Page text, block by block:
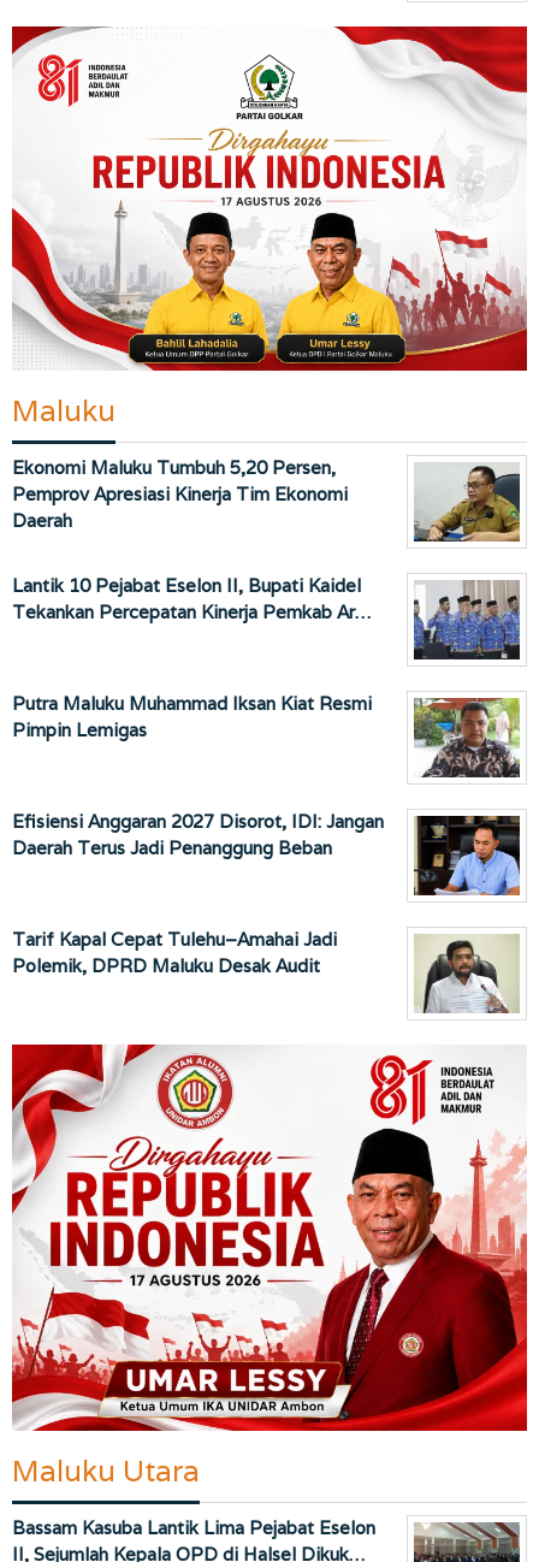
Maluku
Ekonomi Maluku Tumbuh 5,20 Persen,
Pemprov Apresiasi Kinerja Tim Ekonomi
Daerah
Lantik 10 Pejabat Eselon II, Bupati Kaidel
Tekankan Percepatan Kinerja Pemkab Ar…
Putra Maluku Muhammad Iksan Kiat Resmi
Pimpin Lemigas
Efisiensi Anggaran 2027 Disorot, IDI: Jangan
Daerah Terus Jadi Penanggung Beban
Tarif Kapal Cepat Tulehu–Amahai Jadi
Polemik, DPRD Maluku Desak Audit
Maluku Utara
Bassam Kasuba Lantik Lima Pejabat Eselon
II, Sejumlah Kepala OPD di Halsel Dikuk…